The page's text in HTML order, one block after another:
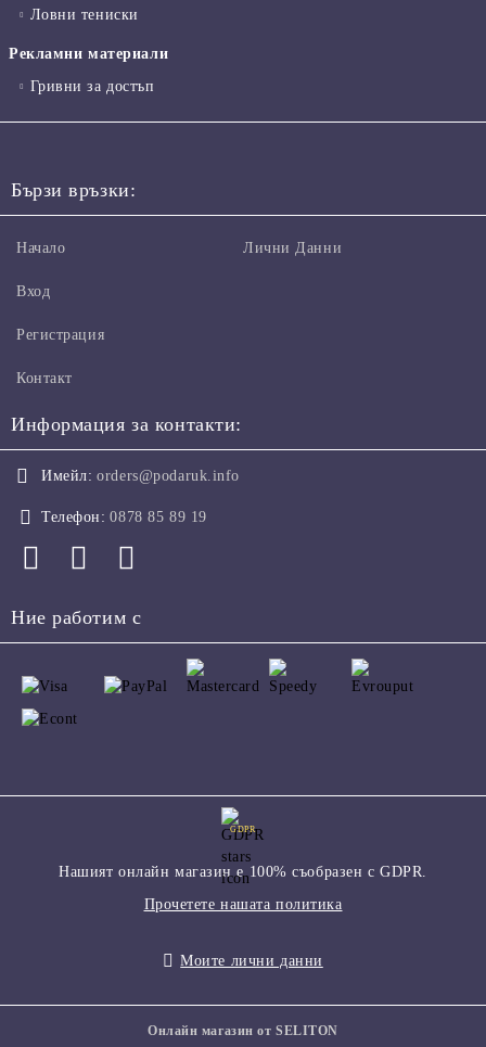
Ловни тениски
Рекламни материали
Гривни за достъп
Бързи връзки:
Начало
Вход
Регистрация
Контакт
Лични Данни
Информация за контакти:
Имейл: orders@podaruk.info
Телефон: 0878 85 89 19
Ние работим с
GDPR
Нашият онлайн магазин е 100% съобразен с GDPR.
Прочетете нашата политика
Моите лични данни
Онлайн магазин от SELITON